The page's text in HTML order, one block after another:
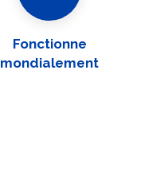
Fonctionne
mondialement